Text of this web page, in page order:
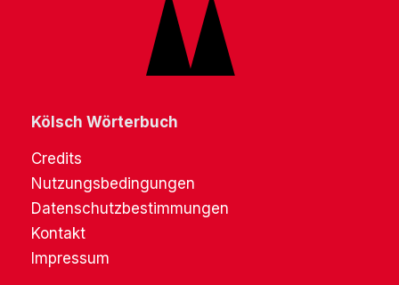
Kölsch Wörterbuch
Credits
Nutzungsbedingungen
Datenschutzbestimmungen
Kontakt
Impressum